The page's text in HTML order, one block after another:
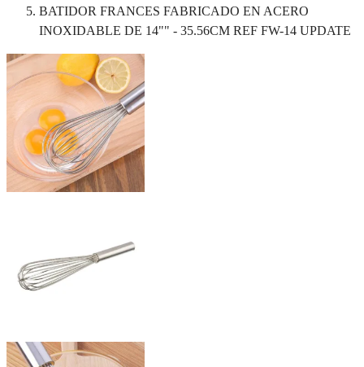
BATIDOR FRANCES FABRICADO EN ACERO
INOXIDABLE DE 14"" - 35.56CM REF FW-14 UPDATE